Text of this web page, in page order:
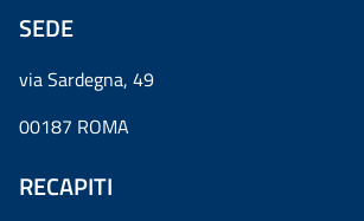
SEDE
via Sardegna, 49
00187 ROMA
RECAPITI